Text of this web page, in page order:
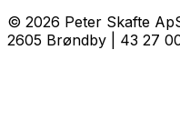
© 2026 Peter Skafte
2605 Brøndby
43 27